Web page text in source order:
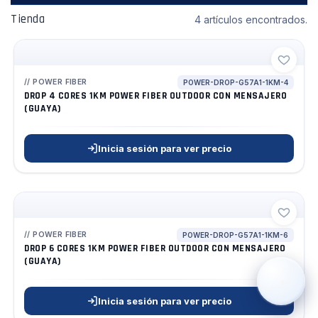
Tienda 4 artículos encontrados.
POWER FIBER POWER-DROP-G57A1-1KM-4
DROP 4 CORES 1KM POWER FIBER OUTDOOR CON MENSAJERO
(GUAYA)
Inicia sesión para ver precio
POWER FIBER POWER-DROP-G57A1-1KM-6
DROP 6 CORES 1KM POWER FIBER OUTDOOR CON MENSAJERO
(GUAYA)
Inicia sesión para ver precio
WhatsApp ›
Cotizar ›
Llamar ›